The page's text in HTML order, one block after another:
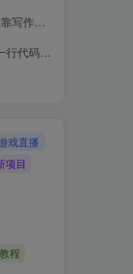
路（更新6月）
做出自己的软件
戏直播
项目
程